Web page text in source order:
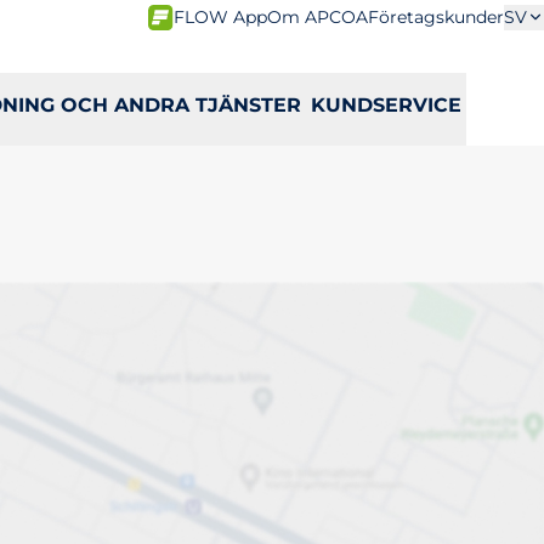
FLOW AppOm APCOAFöretagskunderSV
OCH ANDRA TJÄNSTER KUNDSERVICE